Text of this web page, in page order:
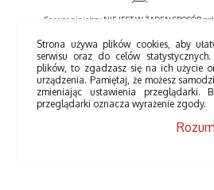
Serwer niniejszy NIE JEST W ŻADEN SPOSÓB
Strona używa plików cookies, aby
serwisu oraz do celów
plików, to zgadzasz się na ich użycie
urządzenia. Pamiętaj, że możesz
zmieniając ustawienia przeglądarki.
przeglądarki oznacza wyrażenie zgody.